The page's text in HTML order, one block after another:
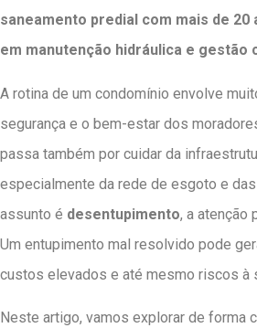
saneamento predial com mais de 20
em manutenção hidráulica e gestão
A rotina de um condomínio envolve
segurança e o bem-estar dos
passa também por cuidar da
especialmente da rede de esgoto e
assunto é desentupimento, a atenção
Um entupimento mal resolvido pode
custos elevados e até mesmo riscos à
Neste artigo, vamos explorar de forma